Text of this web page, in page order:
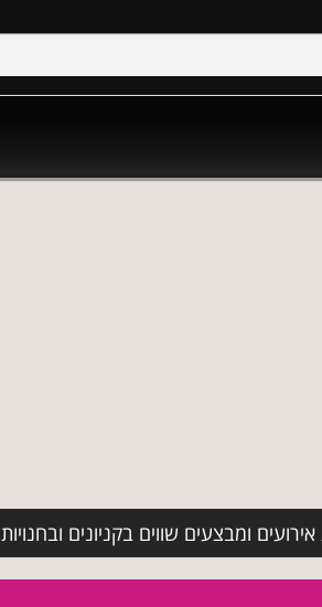
ומבצעים שווים בקניונים ובחנויות